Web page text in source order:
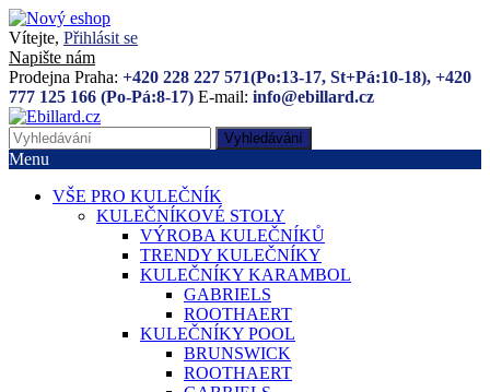
Vítejte, Přihlásit se
Napište nám
Prodejna Praha: +420 228 227 571(Po:13-17, St+Pá:10-18), +420
777 125 166 (Po-Pá:8-17) E-mail: info@ebillard.cz
Vyhledávání
Menu
VŠE PRO KULEČNÍK
KULEČNÍKOVÉ STOLY
VÝROBA KULEČNÍKŮ
TRENDY KULEČNÍKY
KULEČNÍKY KARAMBOL
GABRIELS
ROOTHAERT
KULEČNÍKY POOL
BRUNSWICK
ROOTHAERT